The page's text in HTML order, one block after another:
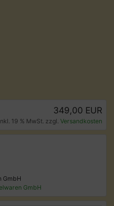
349,00 EUR
19 % MwSt. zzgl. Versandkosten
GmbH
GmbH